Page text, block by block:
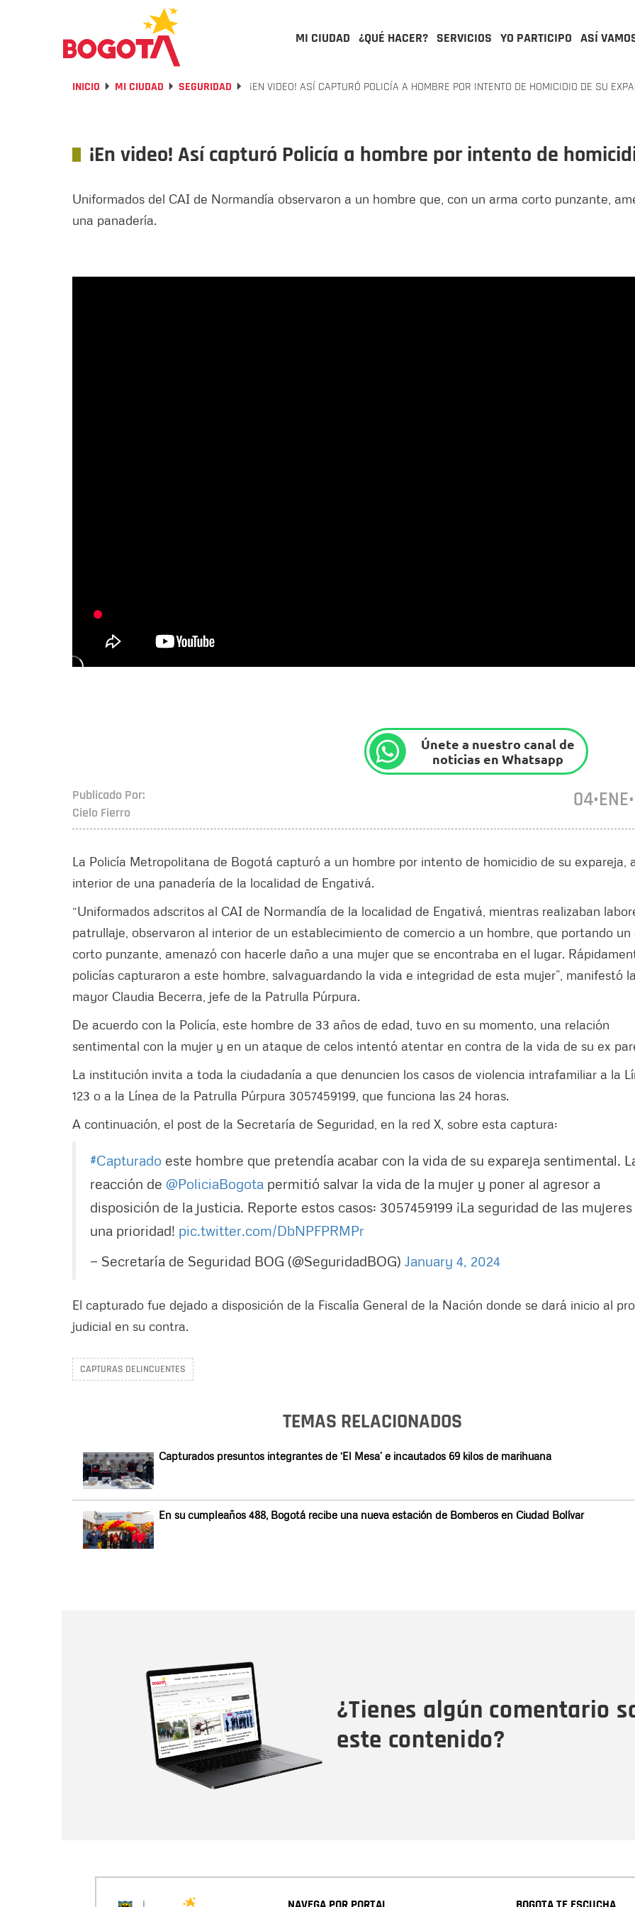
MI CIUDAD ¿QUÉ HACER? SERVICIOS YO PARTICIPO ASÍ
INICIO MI CIUDAD SEGURIDAD ¡EN VIDEO! ASÍ CAPTURÓ POLICÍA A HOMBRE POR INTENTO DE HOMICIDIO DE SU
¡En video! Así capturó Policía a hombre por intento de
Uniformados del CAI de Normandía observaron a un hombre que, con un arma corto punzante,
una panadería.
Únete a nuestro canal de
noticias en Whatsapp
Publicado Por:
Cielo Fierro
La Policía Metropolitana de Bogotá capturó a un hombre por intento de homicidio de su expareja,
interior de una panadería de la localidad de Engativá.
“Uniformados adscritos al CAI de Normandía de la localidad de Engativá, mientras realizaban
patrullaje, observaron al interior de un establecimiento de comercio a un hombre, que portando un
corto punzante, amenazó con hacerle daño a una mujer que se encontraba en el lugar.
policías capturaron a este hombre, salvaguardando la vida e integridad de esta mujer”, manifestó la
mayor Claudia Becerra, jefe de la Patrulla Púrpura.
De acuerdo con la Policía, este hombre de 33 años de edad, tuvo en su momento, una relación
sentimental con la mujer y en un ataque de celos intentó atentar en contra de la vida de su ex
La institución invita a toda la ciudadanía a que denuncien los casos de violencia intrafamiliar a la
123 o a la Línea de la Patrulla Púrpura 3057459199, que funciona las 24 horas.
A continuación, el post de la Secretaría de Seguridad, en la red X, sobre esta captura:
#Capturado este hombre que pretendía acabar con la vida de su expareja sentimental.
reacción de @PoliciaBogota permitió salvar la vida de la mujer y poner al agresor a
disposición de la justicia. Reporte estos casos: 3057459199 ¡La seguridad de las mujeres
una prioridad! pic.twitter.com/DbNPFPRMPr
— Secretaría de Seguridad BOG (@SeguridadBOG) January 4, 2024
El capturado fue dejado a disposición de la Fiscalía General de la Nación donde se dará inicio al
judicial en su contra.
CAPTURAS DELINCUENTES
TEMAS RELACIONADOS
Capturados presuntos integrantes de ‘El Mesa’ e incautados 69 kilos de marihuana
En su cumpleaños 488, Bogotá recibe una nueva estación de Bomberos en Ciudad Bolívar
¿Tienes algún comentario
este contenido?